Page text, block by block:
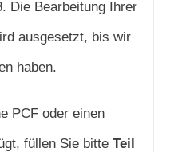
Die Bearbeitung Ihrer
ausgesetzt, bis wir
haben.
PCF oder einen
füllen Sie bitte Teil